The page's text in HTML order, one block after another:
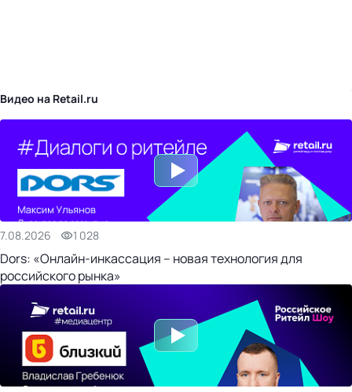
Видео на Retail.ru
7.08.2026 1 028
Dors: «Онлайн-инкассация – новая технология для
российского рынка»